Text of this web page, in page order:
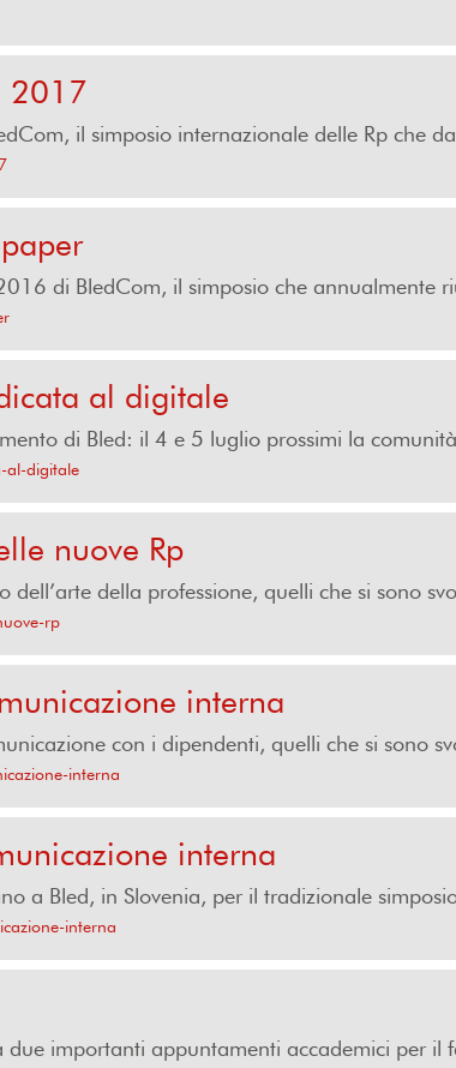
2017
il simposio internazionale delle Rp che
di BledCom, il simposio che annualmente
al digitale
di Bled: il 4 e 5 luglio prossimi la
al-digitale
nuove Rp
della professione, quelli che si sono
rp
interna
con i dipendenti, quelli che si sono
interna
interna
a Bled, in Slovenia, per il tradizionale
interna
importanti appuntamenti accademici per il